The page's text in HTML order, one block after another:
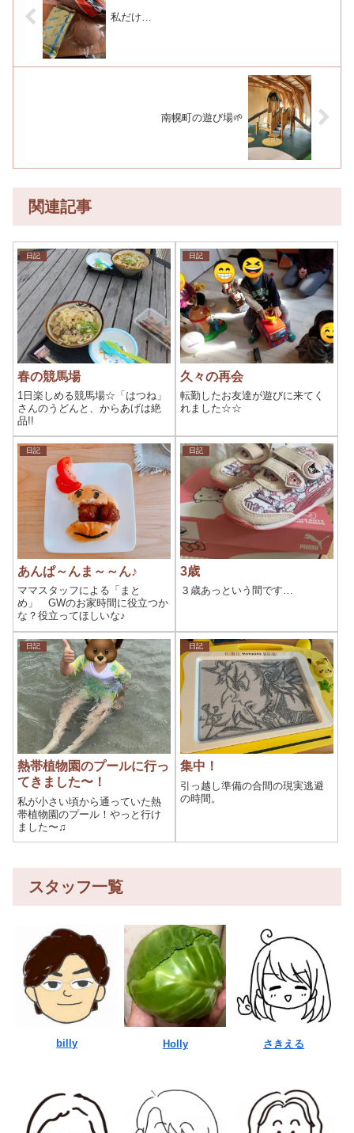
私だけ…
南幌町の遊び場🌱
関連記事
日記
春の競馬場
1日楽しめる競馬場☆「はつね」
さんのうどんと、からあげは絶
品!!
日記
久々の再会
転勤したお友達が遊びに来てく
れました☆☆
日記
あんぱ～んま～～ん♪
ママスタッフによる「まと
め」 GWのお家時間に役立つか
な？役立ってほしいな♪
日記
3歳
３歳あっという間です…
日記
熱帯植物園のプールに行っ
てきました〜！
私が小さい頃から通っていた熱
帯植物園のプール！やっと行け
ました〜♫
日記
集中！
引っ越し準備の合間の現実逃避
の時間。
スタッフ一覧
billy Holly さきえる